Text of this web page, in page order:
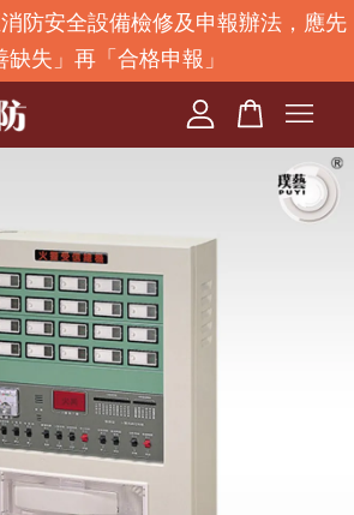
防安全設備檢修及申報辦法，應先
缺失」再「合格申報」
車目前還是空的。